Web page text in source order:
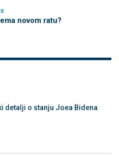
novom ratu?
detalji o stanju Joea Bidena